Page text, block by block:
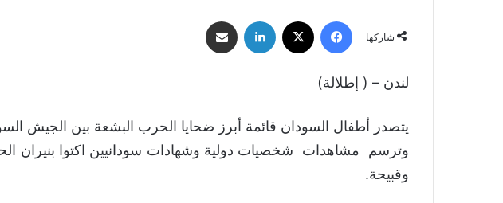
شاركها
لندن – ( إطلالة)
يتصدر أطفال السودان قائمة أبرز ضحايا الحرب البشعة بين الجيش
وترسم مشاهدات شخصيات دولية وشهادات سودانيين اكتوا بنيران
وقبيحة.